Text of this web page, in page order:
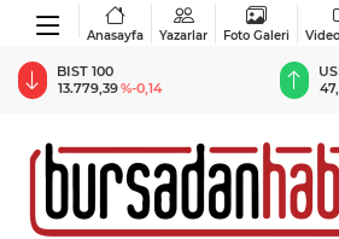
Anasayfa Yazarlar Foto Galeri
BIST 100
13.779,39%-0,14